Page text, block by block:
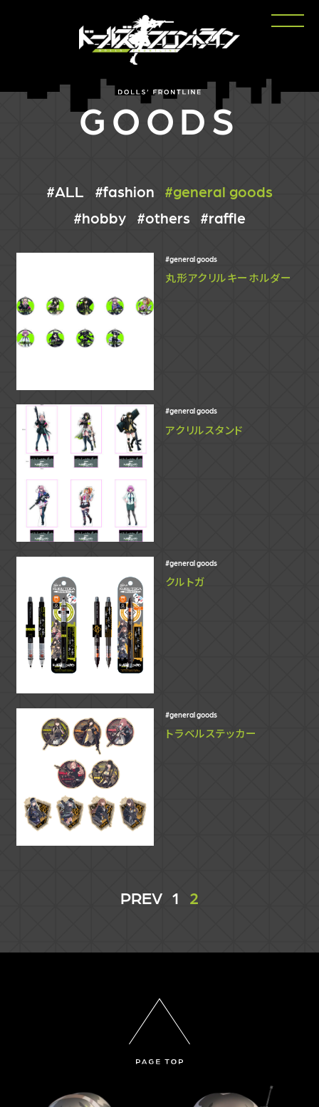
GOODS
ALL fashion
general goods
hobby
others raffle
general goods
丸形アクリルキーホルダー
general goods
アクリルスタンド
general goods
クルトガ
general goods
トラベルステッカー
PREV 1 2